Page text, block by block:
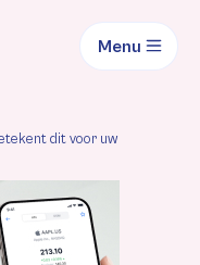
Menu
dit voor uw